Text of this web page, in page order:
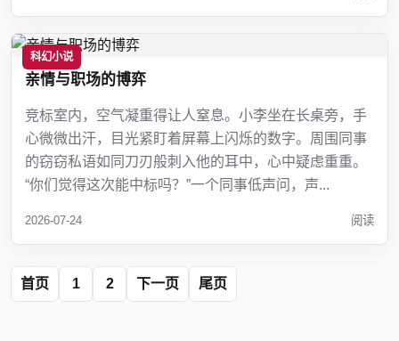
科幻小说
亲情与职场的博弈
竞标室内，空气凝重得让人窒息。小李坐在长桌旁，手
心微微出汗，目光紧盯着屏幕上闪烁的数字。周围同事
的窃窃私语如同刀刃般刺入他的耳中，心中疑虑重重。
“你们觉得这次能中标吗？”一个同事低声问，声...
2026-07-24 阅读
首页 1 2 下一页 尾页